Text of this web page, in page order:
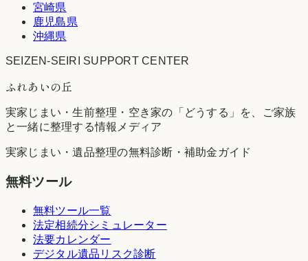
宮崎県
鹿児島県
沖縄県
SEIZEN-SEIRI SUPPORT CENTER
ふれあいの丘
実家じまい・生前整理・空き家の「どうする」を、ご家族
と一緒に整理する情報メディア
実家じまい・遺品整理の無料診断・補助金ガイド
無料ツール
無料ツール一覧
法定相続分シミュレーター
法要カレンダー
デジタル遺品リスク診断